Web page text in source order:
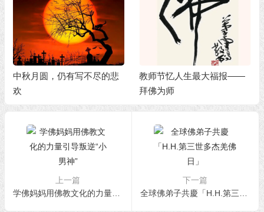
中秋月圆，仍有写不尽的悲
欢
教师节忆人生最大福报——
拜佛为师
上一篇
学佛妈妈用佛教文化的力量引导叛逆“小男神”
下一篇
全球佛弟子共慶「H.H.第三世多杰羌佛日」